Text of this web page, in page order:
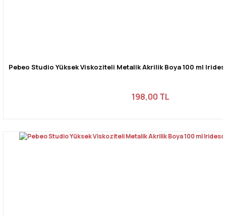
Pebeo Studio Yüksek Viskoziteli Metalik Akrilik Boya 100 ml
198,00 TL